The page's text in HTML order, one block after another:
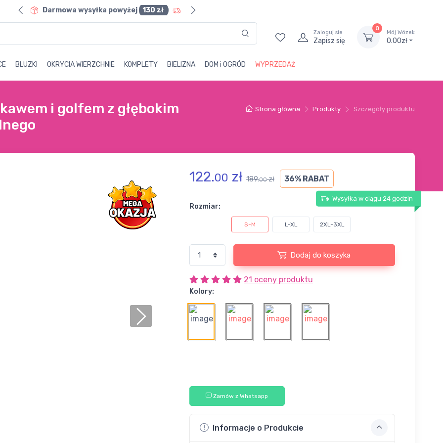
Darmowa wysyłka powyżej 130 zł
Zaloguj sie
Zapisz się
0
Mój Wózek
0.00zł
BLUZKI OKRYCIA WIERZCHNIE KOMPLETY BIELIZNA DOM i OGRÓD WYPRZEDAŻ
Strona główna Produkty Szczegóły produktu
i golfem z głębokim
122.00 zł 189.00zł 36% RABAT
Wysyłka w ciągu 24 godzin
Rozmiar:
S-M L-XL 2XL-3XL
Dodaj do koszyka
21 oceny produktu
Kolory:
Zamów z Whatsapp
Informacje o Produkcie